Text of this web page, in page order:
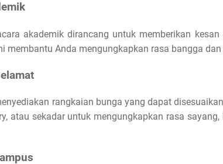
akademik dirancang untuk memberikan kesan
membantu Anda mengungkapkan rasa bangga
rangkaian bunga yang dapat
atau sekadar untuk mengungkapkan rasa